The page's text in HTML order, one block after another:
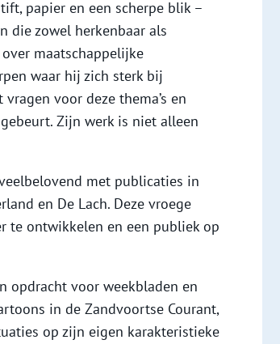
papier en een scherpe blik –
die zowel herkenbaar als
maatschappelijke
waar hij zich sterk bij
voor deze thema’s en
Zijn werk is niet alleen
met publicaties in
en De Lach. Deze vroege
te ontwikkelen en een publiek op
opdracht voor weekbladen en
in de Zandvoortse Courant,
op zijn eigen karakteristieke